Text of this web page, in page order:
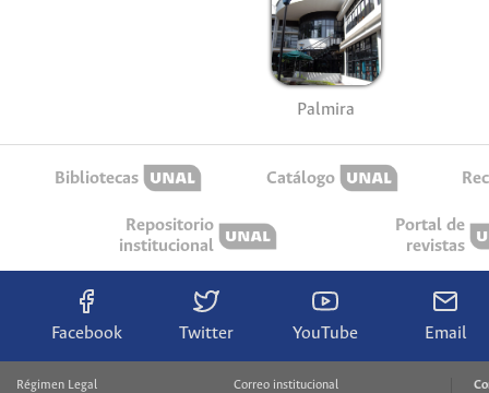
Palmira
Bibliotecas Catálogo
Repositorio
institucional
Portal de
revistas
Facebook Twitter YouTube Email
Régimen Legal
Correo institucional